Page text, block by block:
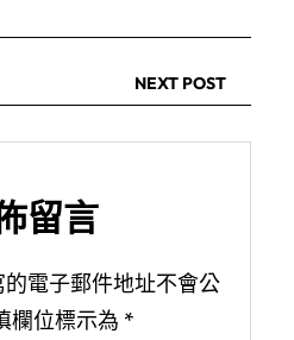
NEXT POST
留言
電子郵件地址不會公
欄位標示為 *